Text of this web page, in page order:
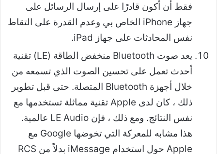
فقط أن أكون قادرًا على إرسال الرسائل على
جهاز iPhone الخاص بي وعدم القدرة على التقاط
نفس المحادثات على جهاز iPad.
يعد صوت Bluetooth منخفض الطاقة (LE) تقنية
أحدث تعمل على تحسين الصوت الذي تسمعه من
خلال أجهزة Bluetooth المتصلة. حتى قبل تطوير
ذلك ، كان لدى Apple تقنية مماثلة تستخدمها مع
نفس النتائج. ومع ذلك ، فإن LE Audio عالمية.
هذا مشابه للمعركة التي تخوضها Google مع
Apple حول استخدام iMessage بدلاً من RCS